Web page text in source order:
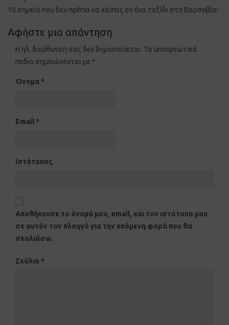
10 σημεία που δεν πρέπει να χάσεις σε ένα ταξίδι στη Βαρσοβία!
Αφήστε μια απάντηση
Η ηλ. διεύθυνση σας δεν δημοσιεύεται. Τα υποχρεωτικά
πεδία σημειώνονται με *
Όνομα *
Email *
Ιστότοπος
Αποθήκευσε το όνομά μου, email, και τον ιστότοπο μου
σε αυτόν τον πλοηγό για την επόμενη φορά που θα
σχολιάσω.
Σχόλιο *